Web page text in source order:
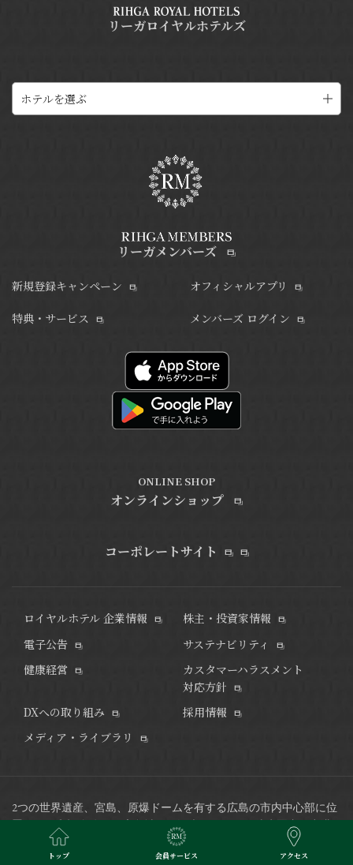
リーガロイヤルホテルズ
ホテルを選ぶ
リーガメンバーズ
新規登録キャンペーン
特典・サービス
オフィシャルアプリ
メンバーズ ログイン
ONLINE SHOP
オンラインショップ
コーポレートサイト
ロイヤルホテル 企業情報
株主・投資家情報
電子公告
サステナビリティ
健康経営
カスタマーハラスメント
対応方針
DXへの取り組み
採用情報
メディア・ライブラリ
2つの世界遺産、宮島、原爆ドームを有する広島の市内中心部に位
置し、平和記念公園や広島城など観光スポットも徒歩圏内、
リムジンバス発着のバスセンターにも隣接した好立地で、ビジネ
スにも最適なホテルです。
トップ 会員サービス アクセス